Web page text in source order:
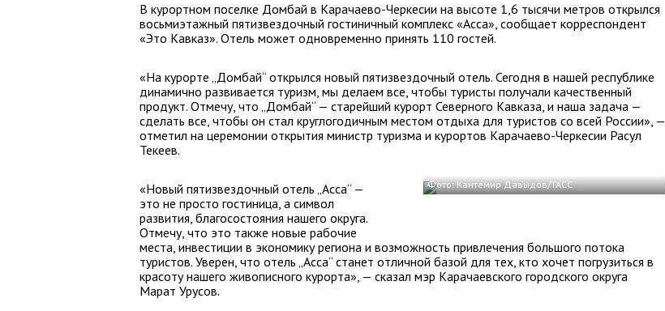
В курортном поселке Домбай в Карачаево-Черкесии на высоте 1,6 тысячи метров открылся
восьмиэтажный пятизвездочный гостиничный комплекс «Асса», сообщает корреспондент
«Это Кавказ». Отель может одновременно принять 110 гостей.
«На курорте „Домбай“ открылся новый пятизвездочный отель. Сегодня в нашей республике
динамично развивается туризм, мы делаем все, чтобы туристы получали качественный
продукт. Отмечу, что „Домбай“ — старейший курорт Северного Кавказа, и наша задача —
сделать все, чтобы он стал круглогодичным местом отдыха для туристов со всей России», —
отметил на церемонии открытия министр туризма и курортов Карачаево-Черкесии Расул
Текеев.
Фото: Кантемир Давыдов/ТАСС
«Новый пятизвездочный отель „Асса“ —
это не просто гостиница, а символ
развития, благосостояния нашего округа.
Отмечу, что это также новые рабочие
места, инвестиции в экономику региона и возможность привлечения большого потока
туристов. Уверен, что отель „Асса“ станет отличной базой для тех, кто хочет погрузиться в
красоту нашего живописного курорта», — сказал мэр Карачаевского городского округа
Марат Урусов.